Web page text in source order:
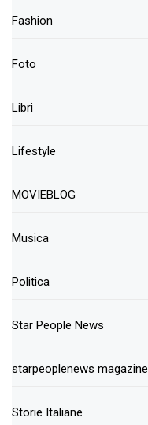
Fashion
Foto
Libri
Lifestyle
MOVIEBLOG
Musica
Politica
Star People News
starpeoplenews magazine
Storie Italiane